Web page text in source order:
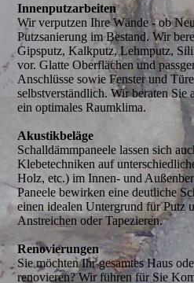
Innenputzarbeiten
Wir verputzen Ihre Wände - ob
Putzsanierung im Bestand. Wir
Gipsputz, Kalkputz, Lehmputz,
vor. Glatte Oberflächen und
Anschlüsse sowie Fenster und
selbstverständlich. Wir beraten Sie
ein optimales Raumklima.
Akustikbeläge
Schalldämmpaneele lassen sich
Klebetechniken auf
Holz, etc.) im Innen- und
Paneele bewirken eine deutliche
einen idealen Untergrund für Putz
Anstreichen oder Tapezieren.
Renovierungen
Sie möchten Ihr gesamtes Haus
renovieren? Wir führen für Sie